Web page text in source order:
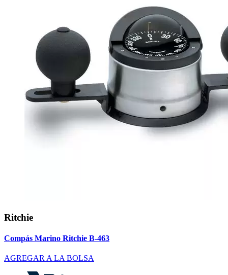
Ritchie
Compás Marino Ritchie B-463
AGREGAR A LA BOLSA